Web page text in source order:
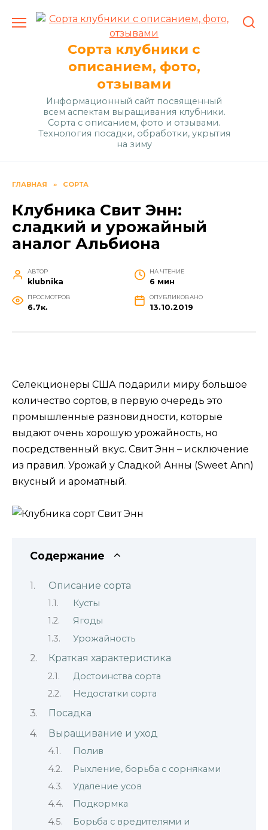
Сорта клубники с
описанием, фото,
отзывами
Информационный сайт посвященный
всем аспектам выращивания клубники.
Сорта с описанием, фото и отзывами.
Технология посадки, обработки, укрытия
на зиму
ГЛАВНАЯ » СОРТА
Клубника Свит Энн:
сладкий и урожайный
аналог Альбиона
АВТОР
klubnika
НА ЧТЕНИЕ
6 мин
ПРОСМОТРОВ
6.7к.
ОПУБЛИКОВАНО
13.10.2019
Селекционеры США подарили миру большое
количество сортов, в первую очередь это
промышленные разновидности, которые
выдают очень хорошую урожайность, но
посредственный вкус. Свит Энн – исключение
из правил. Урожай у Сладкой Анны (Sweet Ann)
вкусный и ароматный.
Содержание
Описание сорта
Кусты
Ягоды
Урожайность
Краткая характеристика
Достоинства сорта
Недостатки сорта
Посадка
Выращивание и уход
Полив
Рыхление, борьба с сорняками
Удаление усов
Подкормка
Борьба с вредителями и